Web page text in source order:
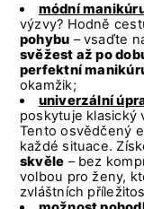
módní
výzvy? Hodně
pohybu – vsaďte
svěžest až po
perfektní
okamžik;
univerzální
poskytuje
Tento osvědčený
každé situace.
skvěle – bez
volbou pro ženy,
zvláštních